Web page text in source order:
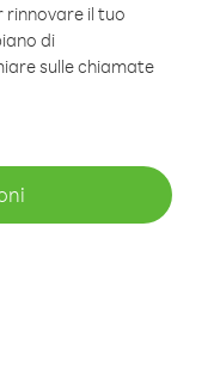
rinnovare il tuo
di
sulle chiamate